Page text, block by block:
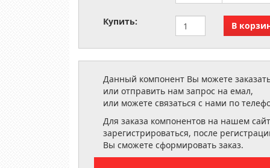
Купить:
Данный компонент Вы можете
или отправить нам запрос на емал,
или можете связаться с нами по
Для заказа компонентов на нашем
зарегистрироваться, после
Вы сможете сформировать заказ.